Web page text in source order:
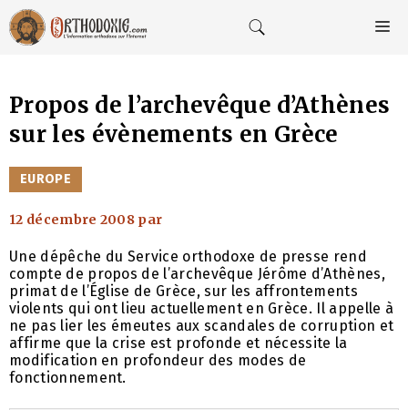
Aller
au
contenu
Propos de l’archevêque d’Athènes
sur les évènements en Grèce
CATÉGORIES
EUROPE
12 décembre 2008 par
Une dépêche du Service orthodoxe de presse rend
compte de propos de l’archevêque Jérôme d’Athènes,
primat de l’Église de Grèce, sur les affrontements
violents qui ont lieu actuellement en Grèce. Il appelle à
ne pas lier les émeutes aux scandales de corruption et
affirme que la crise est profonde et nécessite la
modification en profondeur des modes de
fonctionnement.